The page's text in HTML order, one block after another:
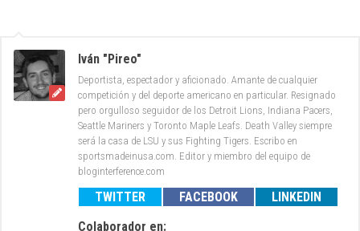
Iván "Pireo"
Deportista, espectador y aficionado. Amante de cualquier
competición y del deporte americano en particular. Resignado
pero orgulloso seguidor de los Detroit Lions, Indiana Pacers,
Seattle Mariners y Toronto Maple Leafs. Death Valley siempre
será la casa de LSU y sus Fighting Tigers. Escribo en
sportsmadeinusa.com. Editor y miembro del equipo de
bloginterference.com
TWITTER FACEBOOK
LINKEDIN
Colaborador en: